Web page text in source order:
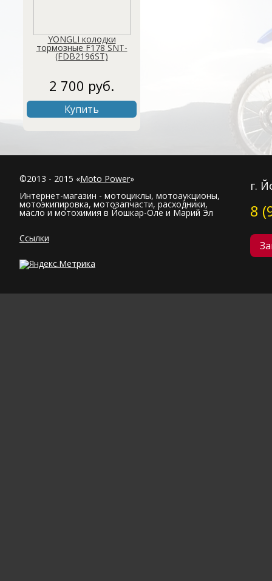
YONGLI колодки
тормозные F178 SNT-
(FDB2196ST)
2 700 руб.
Купить
©2013 - 2015 «Moto Power»
Интернет-магазин - мотоциклы, мотоаукционы,
мотоэкипировка, мотозапчасти, расходники,
масло и мотохимия в Йошкар-Оле и Марий Эл
Ссылки
г.
8